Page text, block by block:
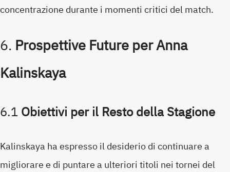
concentrazione durante i momenti critici del match.
6. Prospettive Future per Anna
Kalinskaya
6.1Obiettivi per il Resto della Stagione
Kalinskaya ha espresso il desiderio di continuare a
migliorare e di puntare a ulteriori titoli nei tornei del